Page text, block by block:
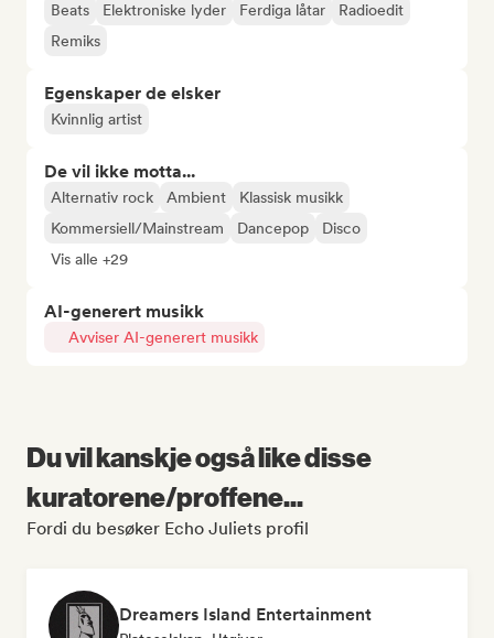
Beats Elektroniske lyder Ferdiga låtar
Radioedit
Remiks
Egenskaper de elsker
Kvinnlig artist
De vil ikke motta...
Alternativ rock Ambient
Klassisk musikk
Kommersiell/Mainstream
Dancepop
Disco
Vis alle +29
AI-generert musikk
Avviser AI-generert musikk
Du vil kanskje også like disse
kuratorene/proffene...
Fordi du besøker Echo Juliets profil
Dreamers Island Entertainment